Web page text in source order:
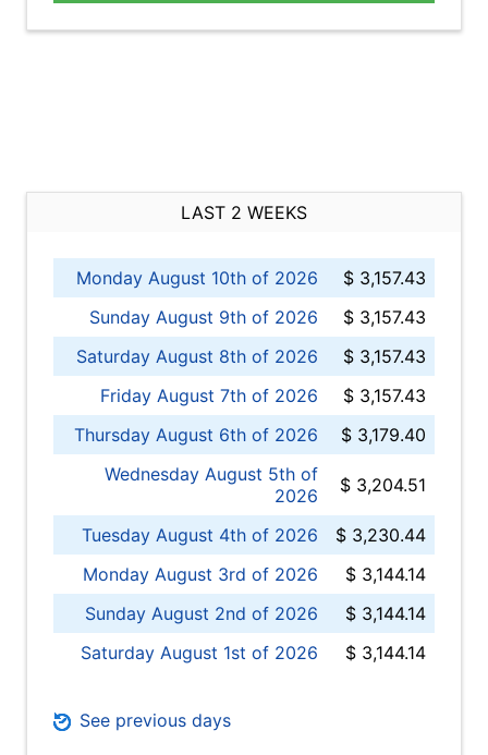
LAST 2 WEEKS
Monday August 10th of 2026
$ 3,157.43
Sunday August 9th of 2026
$ 3,157.43
Saturday August 8th of 2026
$ 3,157.43
Friday August 7th of 2026
$ 3,157.43
Thursday August 6th of 2026
$ 3,179.40
Wednesday August 5th of
2026
$ 3,204.51
Tuesday August 4th of 2026
$ 3,230.44
Monday August 3rd of 2026
$ 3,144.14
Sunday August 2nd of 2026
$ 3,144.14
Saturday August 1st of 2026
$ 3,144.14
See previous days